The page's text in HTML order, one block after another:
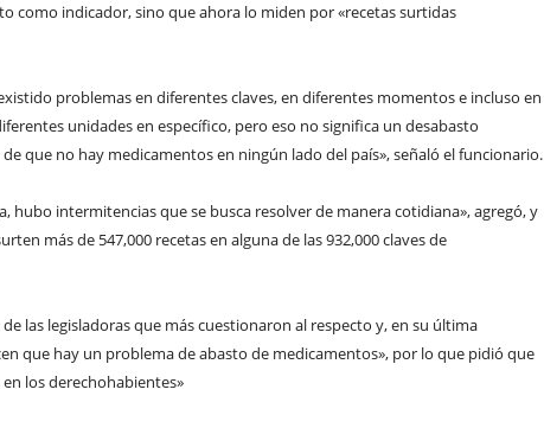
como indicador, sino que ahora lo miden por «recetas surtidas
problemas en diferentes claves, en diferentes momentos e incluso en
unidades en específico, pero eso no significa un desabasto
que no hay medicamentos en ningún lado del país», señaló el funcionario.
hubo intermitencias que se busca resolver de manera cotidiana», agregó, y
más de 547,000 recetas en alguna de las 932,000 claves de
las legisladoras que más cuestionaron al respecto y, en su última
que hay un problema de abasto de medicamentos», por lo que pidió que
los derechohabientes»